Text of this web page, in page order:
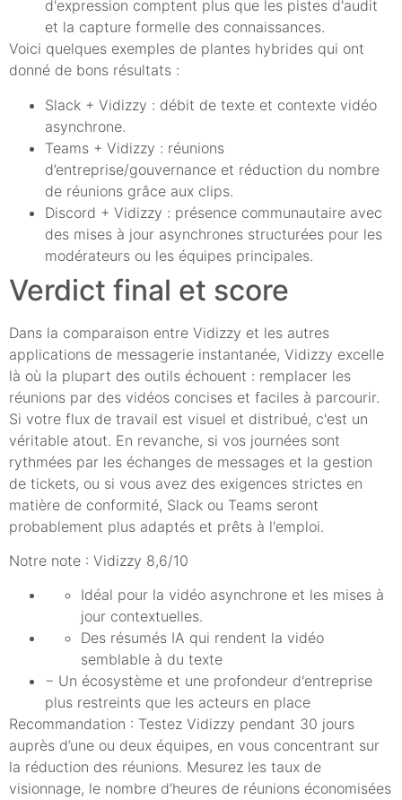
d'expression comptent plus que les pistes d'audit
et la capture formelle des connaissances.
Voici quelques exemples de plantes hybrides qui ont
donné de bons résultats :
Slack + Vidizzy : débit de texte et contexte vidéo
asynchrone.
Teams + Vidizzy : réunions
d’entreprise/gouvernance et réduction du nombre
de réunions grâce aux clips.
Discord + Vidizzy : présence communautaire avec
des mises à jour asynchrones structurées pour les
modérateurs ou les équipes principales.
Verdict final et score
Dans la comparaison entre Vidizzy et les autres
applications de messagerie instantanée, Vidizzy excelle
là où la plupart des outils échouent : remplacer les
réunions par des vidéos concises et faciles à parcourir.
Si votre flux de travail est visuel et distribué, c'est un
véritable atout. En revanche, si vos journées sont
rythmées par les échanges de messages et la gestion
de tickets, ou si vous avez des exigences strictes en
matière de conformité, Slack ou Teams seront
probablement plus adaptés et prêts à l'emploi.
Notre note : Vidizzy 8,6/10
Idéal pour la vidéo asynchrone et les mises à
jour contextuelles.
Des résumés IA qui rendent la vidéo
semblable à du texte
− Un écosystème et une profondeur d'entreprise
plus restreints que les acteurs en place
Recommandation : Testez Vidizzy pendant 30 jours
auprès d’une ou deux équipes, en vous concentrant sur
la réduction des réunions. Mesurez les taux de
visionnage, le nombre d’heures de réunions économisées